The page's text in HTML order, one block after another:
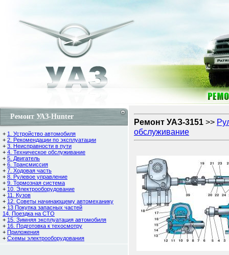
Ремонт УАЗ-Hunter
+ 1. Устройство автомобиля
+ 2. Рекомендации по эксплуатации
+ 3. Неисправности в пути
+ 4. Техническое обслуживание
+ 5. Двигатель
+ 6. Трансмиссия
+ 7. Ходовая часть
+ 8. Рулевое управление
+ 9. Тормозная система
+ 10. Электрооборудование
+ 11. Кузов
+ 12. Советы начинающему автомеханику
+ 13 Покупка запасных частей
14. Поездка на СТО
+ 15. Зимняя эксплуатация автомобиля
+ 16. Подготовка к техосмотру
+ Приложения
+ Схемы электрооборудования
Ремонт УАЗ-3151 >>
обслуживание